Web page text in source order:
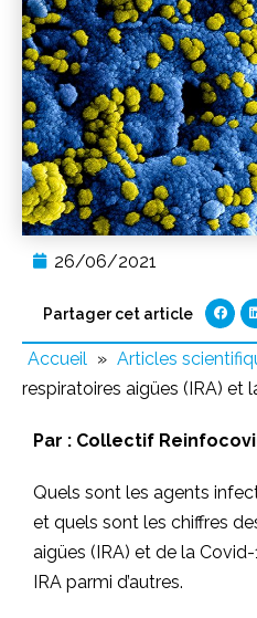
26/06/2021
Partager cet article
Accueil » Articles
respiratoires aigües (IRA) et
Par : Collectif
Quels sont les agents
et quels sont les chiffres
aigües (IRA) et de la
IRA parmi d’autres.